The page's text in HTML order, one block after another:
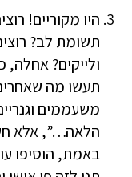
היו מקוריים!
תשומת לב?
ולייקים?
תעשו מה
משעממים
הלאה…”, אלא
באמת, הוסיפו